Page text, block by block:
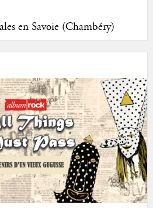
en Savoie (Chambéry)